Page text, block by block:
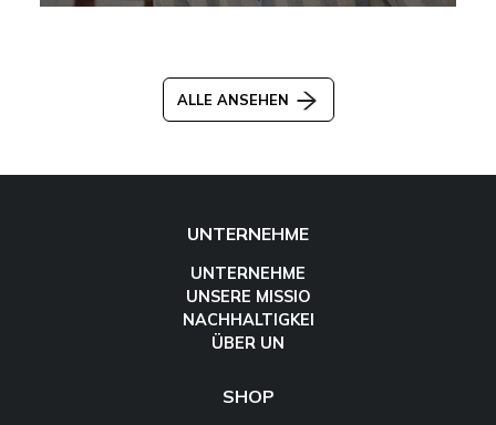
ALLE ANSEHEN
UNTERNEHME
UNTERNEHME
UNSERE MISSIO
NACHHALTIGKEI
ÜBER UN
SHOP